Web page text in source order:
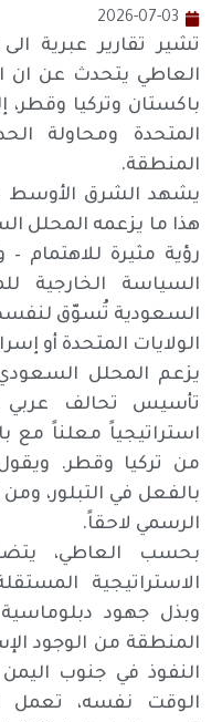
2026-07-03
تشير تقارير عبرية
العاطي يتحدث عن ان
باكستان وتركيا وقطر،
المتحدة ومحاولة
المنطقة.
يشهد الشرق الأوسط
هذا ما يزعمه المحلل
رؤية مثيرة للاهتمام
السياسة الخارجية
السعودية تُسوّق
الولايات المتحدة أو
يزعم المحلل
تأسيس تحالف عربي
استراتيجياً معلناً مع
من تركيا وقطر. ويقول
بالفعل في التبلور،
الرسمي لاحقاً.
بحسب العاطي،
الاستراتيجية
وبذل جهود
المنطقة من الوجود
النفوذ في جنوب
الوقت نفسه، تعمل